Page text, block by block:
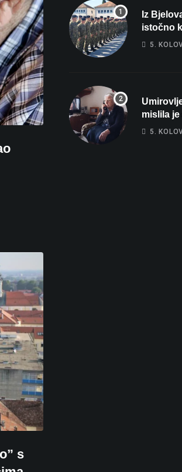
s
Iz
istočno
Evo
5.
mislila
pa ostala
5.